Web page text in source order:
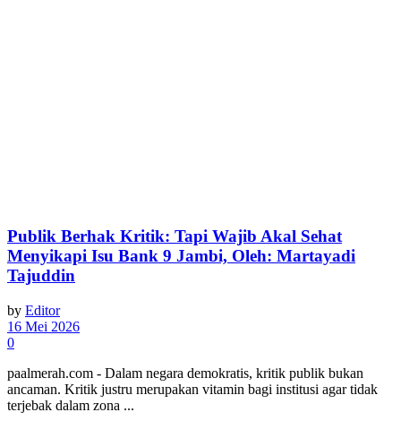
Publik Berhak Kritik: Tapi Wajib Akal Sehat
Menyikapi Isu Bank 9 Jambi, Oleh: Martayadi
Tajuddin
by Editor
16 Mei 2026
0
paalmerah.com - Dalam negara demokratis, kritik publik bukan
ancaman. Kritik justru merupakan vitamin bagi institusi agar tidak
terjebak dalam zona ...